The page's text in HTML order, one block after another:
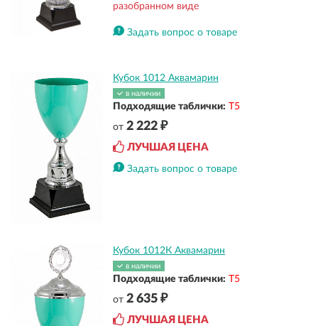
разобранном виде
Задать вопрос о товаре
Кубок 1012 Аквамарин
в наличии
Подходящие таблички: Т5
от2 222 ₽
ЛУЧШАЯ ЦЕНА
Задать вопрос о товаре
Кубок 1012К Аквамарин
в наличии
Подходящие таблички: Т5
от2 635 ₽
ЛУЧШАЯ ЦЕНА